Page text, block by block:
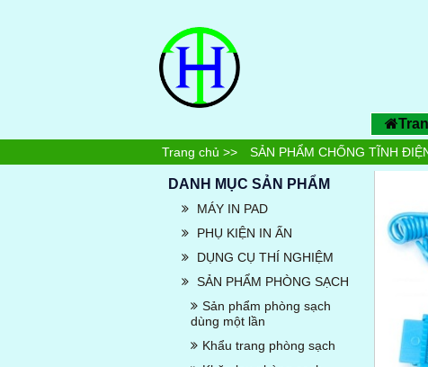
Trang chủ >> SẢN PHẨM CHỐNG TĨNH
DANH MỤC SẢN PHẨM
MÁY IN PAD
PHỤ KIỆN IN ẤN
DỤNG CỤ THÍ NGHIỆM
SẢN PHẨM PHÒNG SẠCH
Sản phẩm phòng sạch
dùng một lần
Khẩu trang phòng sạch